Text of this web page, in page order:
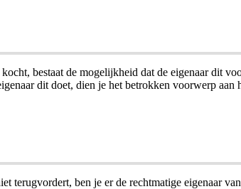
bestaat de mogelijkheid dat de eigenaar dit
dit doet, dien je het betrokken voorwerp
terugvordert, ben je er de rechtmatige eigenaar